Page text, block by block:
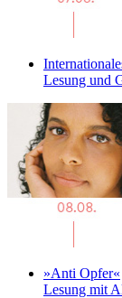
Lesung und
»Anti Opfer«
Lesung mit